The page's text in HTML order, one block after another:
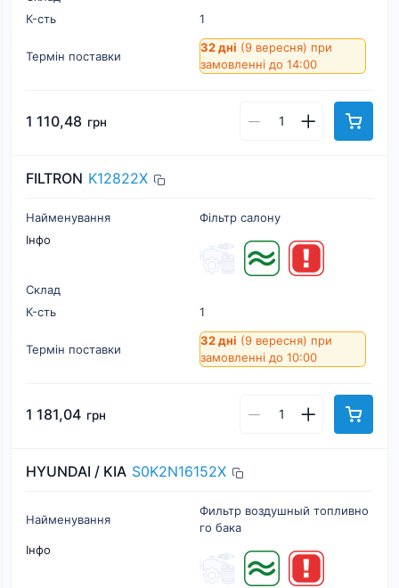
К-cть
1
Термін поставки
32 дні (9 вересня) при
замовленні до 14:00
1 110,48 грн
FILTRON K12822X
Найменування
Фільтр салону
Інфо
Склад
К-cть
1
Термін поставки
32 дні (9 вересня) при
замовленні до 10:00
1 181,04 грн
HYUNDAI / KIA S0K2N16152X
Найменування
Фильтр воздушный топливно
го бака
Інфо